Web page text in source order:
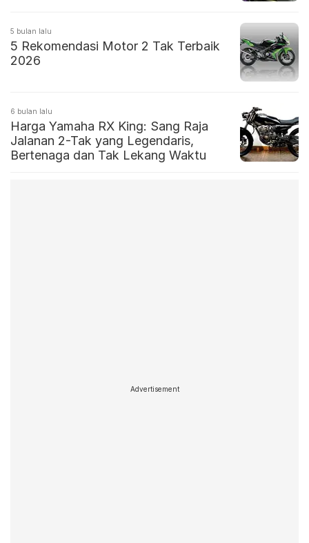
5 bulan lalu
5 Rekomendasi Motor 2 Tak Terbaik
2026
6 bulan lalu
Harga Yamaha RX King: Sang Raja
Jalanan 2-Tak yang Legendaris,
Bertenaga dan Tak Lekang Waktu
Advertisement